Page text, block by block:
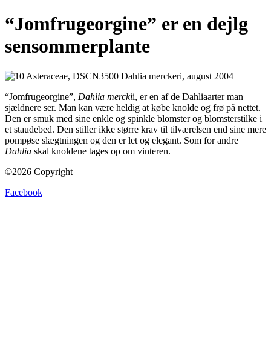
“Jomfrugeorgine” er en dejlg
sensommerplante
“Jomfrugeorgine”, Dahlia merckii, er en af de Dahliaarter man
sjældnere ser. Man kan være heldig at købe knolde og frø på nettet.
Den er smuk med sine enkle og spinkle blomster og blomsterstilke i
et staudebed. Den stiller ikke større krav til tilværelsen end sine mere
pompøse slægtningen og den er let og elegant. Som for andre
Dahlia skal knoldene tages op om vinteren.
©2026 Copyright
Facebook